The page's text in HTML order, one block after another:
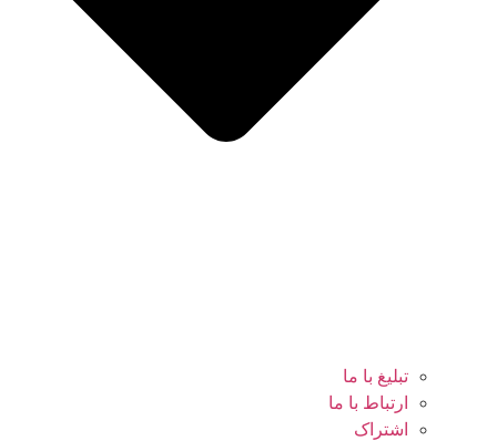
تبلیغ با ما
ارتباط با ما
اشتراک